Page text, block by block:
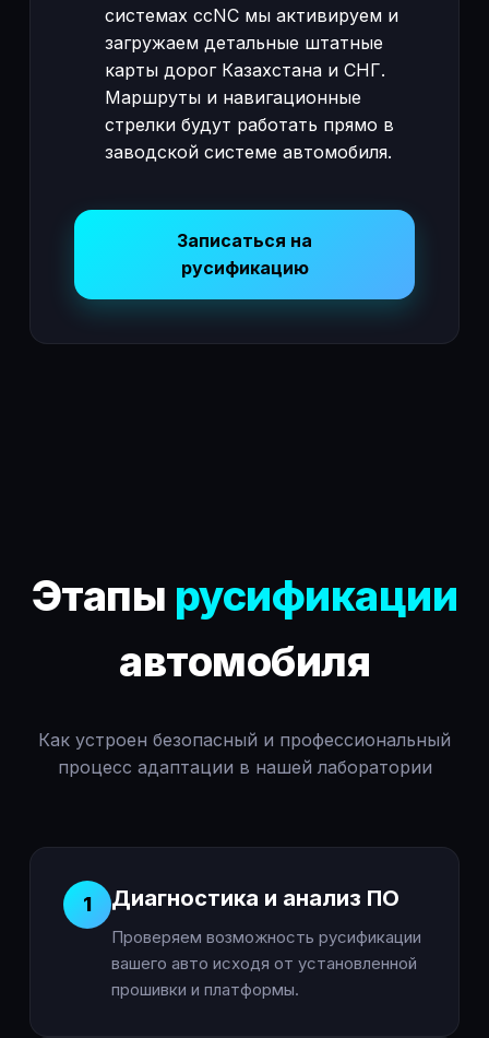
системах ccNC мы активируем и
загружаем детальные штатные
карты дорог Казахстана и СНГ.
Маршруты и навигационные
стрелки будут работать прямо в
заводской системе автомобиля.
Записаться на
русификацию
Этапы русификации
автомобиля
Как устроен безопасный и профессиональный
процесс адаптации в нашей лаборатории
1 Диагностика и анализ ПО
Проверяем возможность русификации
вашего авто исходя от установленной
прошивки и платформы.